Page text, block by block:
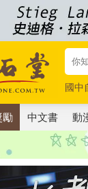
國中
唯紅
勵 中文書 動